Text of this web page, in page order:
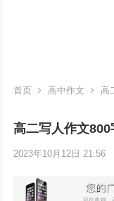
首页 高中作文 高
高二写人作文800
2023年10月12日 21:56